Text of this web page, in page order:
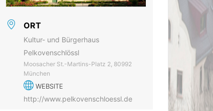
ORT
Kultur- und Bürgerhaus
Pelkovenschlössl
Moosacher St.-Martins-Platz 2, 80992
München
WEBSITE
http://www.pelkovenschloessl.de